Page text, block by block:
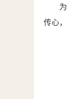
传心